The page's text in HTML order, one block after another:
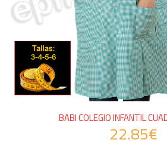
BABI COLEGIO INFANTIL
22.85€